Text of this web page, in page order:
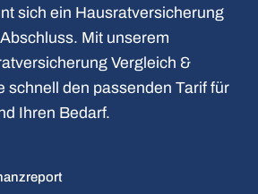
sich ein Hausratversicherung
Mit unserem
Vergleich &
schnell den passenden Tarif für
Ihren Bedarf.